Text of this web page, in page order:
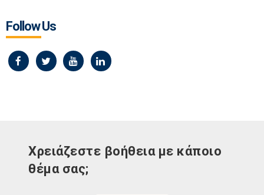
Follow Us
Χρειάζεστε βοήθεια με κάποιο
θέμα σας;